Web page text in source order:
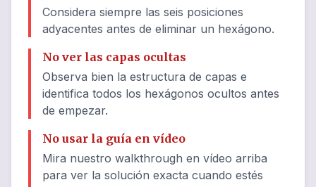
Considera siempre las seis posiciones
adyacentes antes de eliminar un hexágono.
No ver las capas ocultas
Observa bien la estructura de capas e
identifica todos los hexágonos ocultos antes
de empezar.
No usar la guía en vídeo
Mira nuestro walkthrough en vídeo arriba
para ver la solución exacta cuando estés